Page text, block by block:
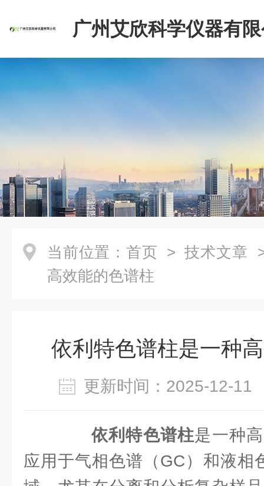
广州艾欣科学仪器有
当前位置： 首页 > 技术文章
高效能的色谱柱
依利特色谱柱是一种
更新时间：2025-12-
依利特色谱柱是一种
应用于气相色谱（GC）和液相